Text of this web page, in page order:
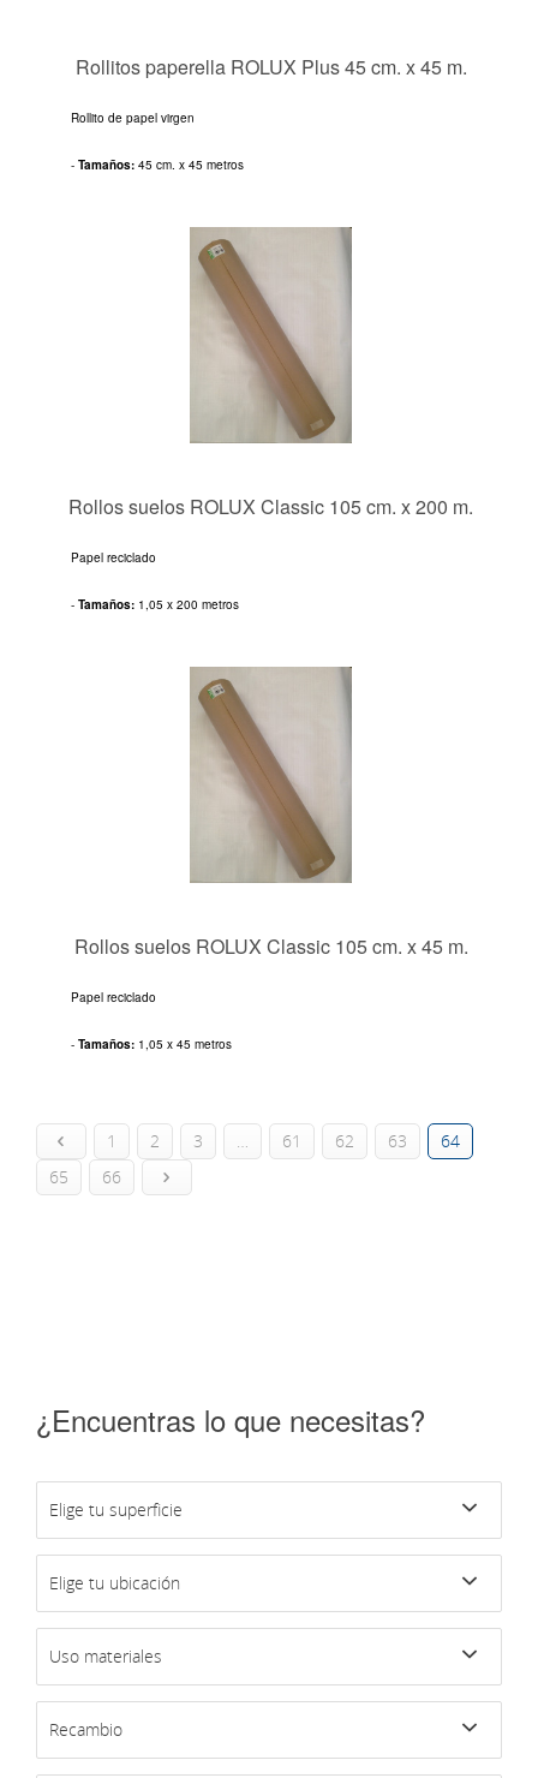
Rollitos paperella ROLUX Plus 45 cm. x 45 m.
Rollito de papel virgen
- Tamaños: 45 cm. x 45 metros
Rollos suelos ROLUX Classic 105 cm. x 200 m.
Papel reciclado
- Tamaños: 1,05 x 200 metros
Rollos suelos ROLUX Classic 105 cm. x 45 m.
Papel reciclado
- Tamaños: 1,05 x 45 metros
1 2 3 61 62 63
64
65
66
¿Encuentras lo que necesitas?
Elige tu superficie
Elige tu ubicación
Uso materiales
Recambio